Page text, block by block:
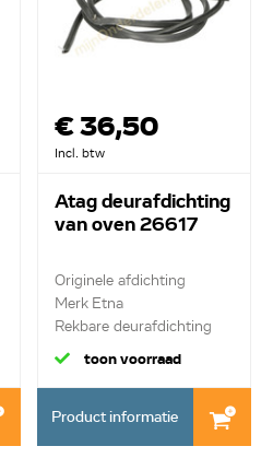
€ 36,50
Incl. btw
Atag deurafdichting
van oven 26617
Originele afdichting
Merk Etna
Rekbare deurafdichting
ron...
toon voorraad
Product informatie